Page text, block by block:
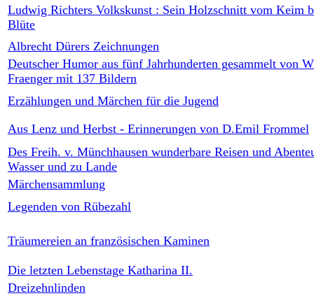
Ludwig Richters Volkskunst : Sein Holzschnitt vom Keim
Blüte
Albrecht Dürers Zeichnungen
Deutscher Humor aus fünf Jahrhunderten gesammelt von
Fraenger mit 137 Bildern
Erzählungen und Märchen für die Jugend
Aus Lenz und Herbst - Erinnerungen von D.Emil Frommel
Des Freih. v. Münchhausen wunderbare Reisen und
Wasser und zu Lande
Märchensammlung
Legenden von Rübezahl
Träumereien an französischen Kaminen
Die letzten Lebenstage Katharina II.
Dreizehnlinden